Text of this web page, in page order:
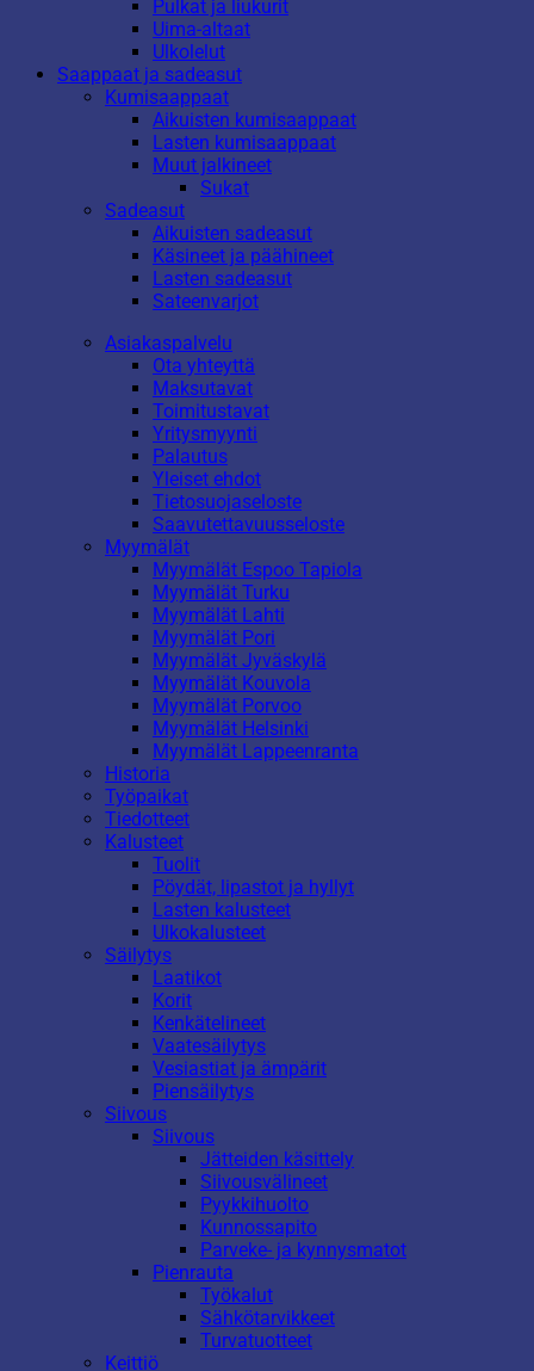
Pulkat ja liukurit
Uima-altaat
Ulkolelut
Saappaat ja sadeasut
Kumisaappaat
Aikuisten kumisaappaat
Lasten kumisaappaat
Muut jalkineet
Sukat
Sadeasut
Aikuisten sadeasut
Käsineet ja päähineet
Lasten sadeasut
Sateenvarjot
Asiakaspalvelu
Ota yhteyttä
Maksutavat
Toimitustavat
Yritysmyynti
Palautus
Yleiset ehdot
Tietosuojaseloste
Saavutettavuusseloste
Myymälät
Myymälät Espoo Tapiola
Myymälät Turku
Myymälät Lahti
Myymälät Pori
Myymälät Jyväskylä
Myymälät Kouvola
Myymälät Porvoo
Myymälät Helsinki
Myymälät Lappeenranta
Historia
Työpaikat
Tiedotteet
Kalusteet
Tuolit
Pöydät, lipastot ja hyllyt
Lasten kalusteet
Ulkokalusteet
Säilytys
Laatikot
Korit
Kenkätelineet
Vaatesäilytys
Vesiastiat ja ämpärit
Piensäilytys
Siivous
Siivous
Jätteiden käsittely
Siivousvälineet
Pyykkihuolto
Kunnossapito
Parveke- ja kynnysmatot
Pienrauta
Työkalut
Sähkötarvikkeet
Turvatuotteet
Keittiö